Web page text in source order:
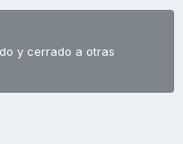
y cerrado a otras